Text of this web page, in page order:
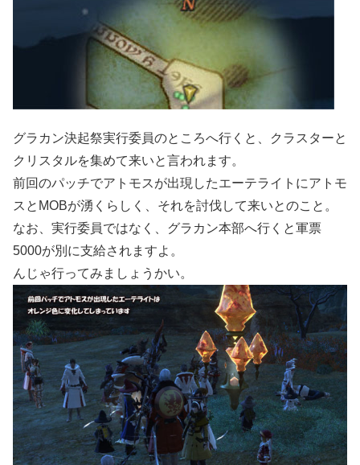
グラカン決起祭実行委員のところへ行くと、クラスターと
クリスタルを集めて来いと言われます。
前回のパッチでアトモスが出現したエーテライトにアトモ
スとMOBが湧くらしく、それを討伐して来いとのこと。
なお、実行委員ではなく、グラカン本部へ行くと軍票
5000が別に支給されますよ。
んじゃ行ってみましょうかい。